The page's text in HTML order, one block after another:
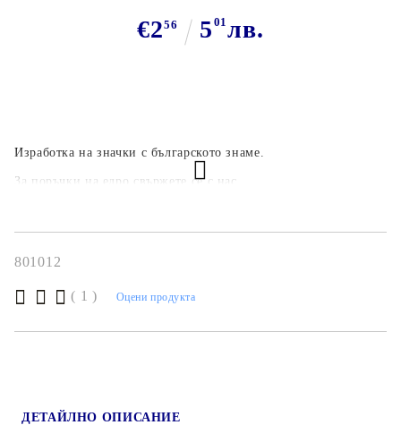
€256 5 01 лв.
Изработка на значки с българското знаме.
За поръчки на едро свържете се с нас
801012
( 1 ) Оцени продукта
ДЕТАЙЛНО ОПИСАНИЕ